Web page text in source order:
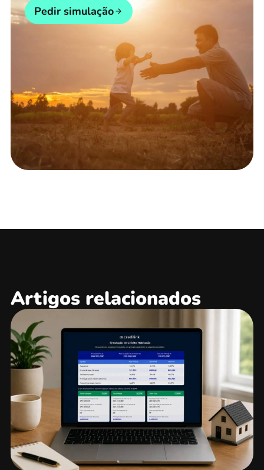
Pedir simulação
Artigos relacionados